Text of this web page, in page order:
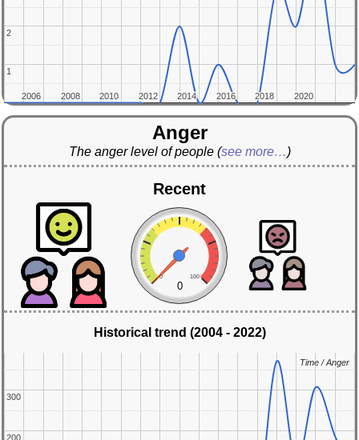
2006
2006 2008
2008 2010
2010 2012
2012 2014
2014 2016
2016 2018
2018 2020
2020
1
1
2
2
Anger
The anger level of people (see more…)
Recent
0 100
0
Historical trend (2004 - 2022)
200
200
300
300
Time / Anger
Time / Anger